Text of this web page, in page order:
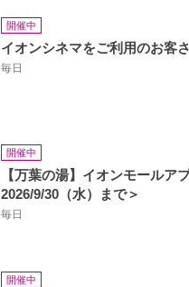
開催中
イオンシネマをご利用のお客
毎日
開催中
【万葉の湯】イオンモールア
2026/9/30（水）まで＞
毎日
開催中